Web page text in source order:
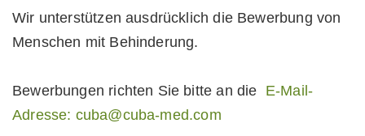
Wir unterstützen ausdrücklich die Bewerbung von
Menschen mit Behinderung.
Bewerbungen richten Sie bitte an die E-Mail-
Adresse: cuba@cuba-med.com